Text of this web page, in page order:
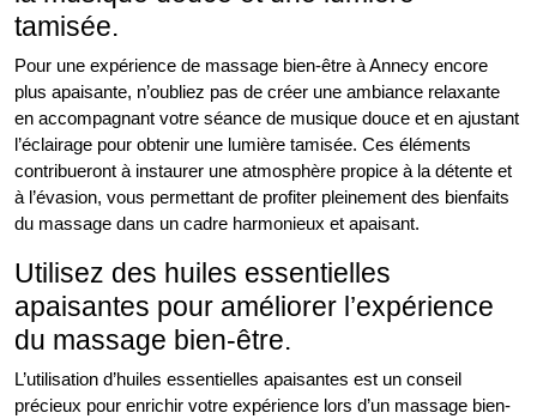
tamisée.
Pour une expérience de massage bien-être à Annecy encore
plus apaisante, n’oubliez pas de créer une ambiance relaxante
en accompagnant votre séance de musique douce et en ajustant
l’éclairage pour obtenir une lumière tamisée. Ces éléments
contribueront à instaurer une atmosphère propice à la détente et
à l’évasion, vous permettant de profiter pleinement des bienfaits
du massage dans un cadre harmonieux et apaisant.
Utilisez des huiles essentielles
apaisantes pour améliorer l’expérience
du massage bien-être.
L’utilisation d’huiles essentielles apaisantes est un conseil
précieux pour enrichir votre expérience lors d’un massage bien-